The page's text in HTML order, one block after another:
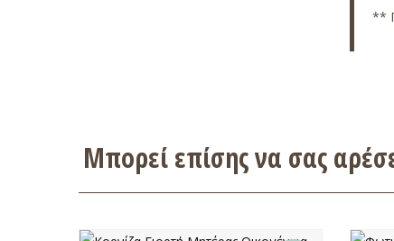
**
Μπορεί επίσης να σας